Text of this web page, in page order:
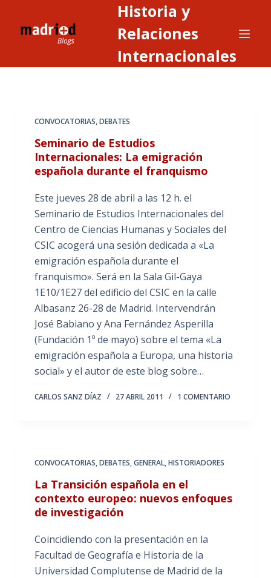
Historia y
Relaciones
Internacionales
CONVOCATORIAS,DEBATES
Seminario de Estudios
Internacionales: La emigración
española durante el franquismo
Este jueves 28 de abril a las 12 h. el
Seminario de Estudios Internacionales del
Centro de Ciencias Humanas y Sociales del
CSIC acogerá una sesión dedicada a «La
emigración española durante el
franquismo». Será en la Sala Gil-Gaya
1E10/1E27 del edificio del CSIC en la calle
Albasanz 26-28 de Madrid. Intervendrán
José Babiano y Ana Fernández Asperilla
(Fundación 1º de mayo) sobre el tema «La
emigración española a Europa, una historia
social» y el autor de este blog sobre…
CARLOS SANZ DÍAZ 27 ABRIL 2011 1 COMENTARIO
CONVOCATORIAS,DEBATES,GENERAL,HISTORIADORES
La Transición española en el
contexto europeo: nuevos enfoques
de investigación
Coincidiendo con la presentación en la
Facultad de Geografía e Historia de la
Universidad Complutense de Madrid de la